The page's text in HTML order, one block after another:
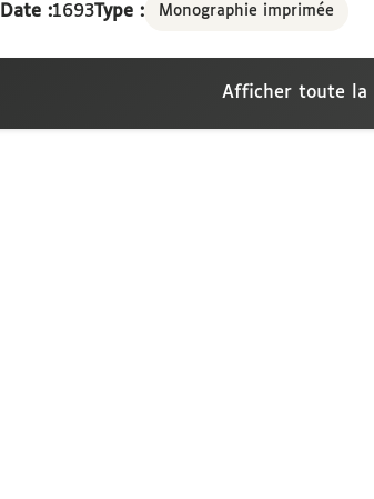
Date :1693Type : Monographie imprimée
Afficher toute la